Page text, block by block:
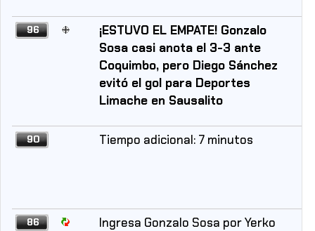
96
¡ESTUVO EL EMPATE! Gonzalo
Sosa casi anota el 3-3 ante
Coquimbo, pero Diego Sánchez
evitó el gol para Deportes
Limache en Sausalito
90 Tiempo adicional: 7 minutos
86
Ingresa Gonzalo Sosa por Yerko